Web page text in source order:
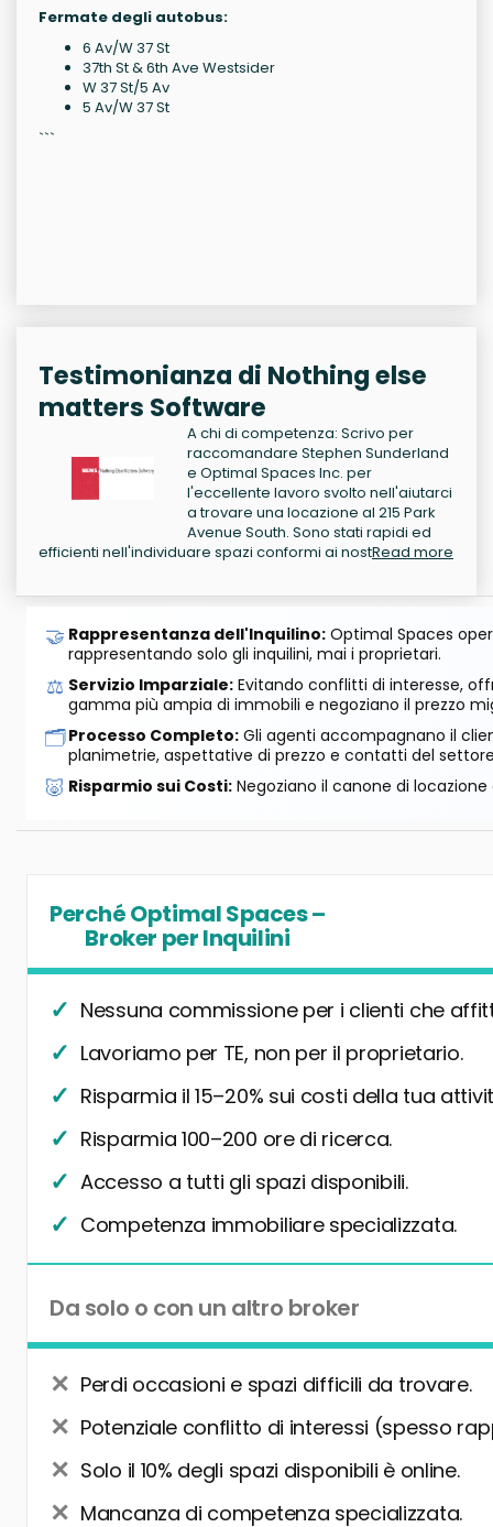
Fermate degli autobus:
6 Av/W 37 St
37th St & 6th Ave Westsider
W 37 St/5 Av
5 Av/W 37 St
```
Testimonianza di Nothing else
matters Software
A chi di competenza: Scrivo per
raccomandare Stephen Sunderland
e Optimal Spaces Inc. per
l'eccellente lavoro svolto nell'aiutarci
a trovare una locazione al 215 Park
Avenue South. Sono stati rapidi ed
efficienti nell'individuare spazi conformi ai nostRead more
🤝 Rappresentanza dell'Inquilino: Optimal Spaces
rappresentando solo gli inquilini, mai i proprietari.
⚖️ Servizio Imparziale: Evitando conflitti di interesse,
gamma più ampia di immobili e negoziano il prezzo
🗂️Processo Completo: Gli agenti accompagnano il
planimetrie, aspettative di prezzo e contatti del
🐷 Risparmio sui Costi: Negoziano il canone di
Perché Optimal Spaces –
Broker per Inquilini
Nessuna commissione per i clienti che
Lavoriamo per TE, non per il proprietario.
Risparmia il 15–20% sui costi della tua
Risparmia 100–200 ore di ricerca.
Accesso a tutti gli spazi disponibili.
Competenza immobiliare specializzata.
Da solo o con un altro broker
Perdi occasioni e spazi difficili da trovare.
Potenziale conflitto di interessi (spesso
Solo il 10% degli spazi disponibili è online.
Mancanza di competenza specializzata.